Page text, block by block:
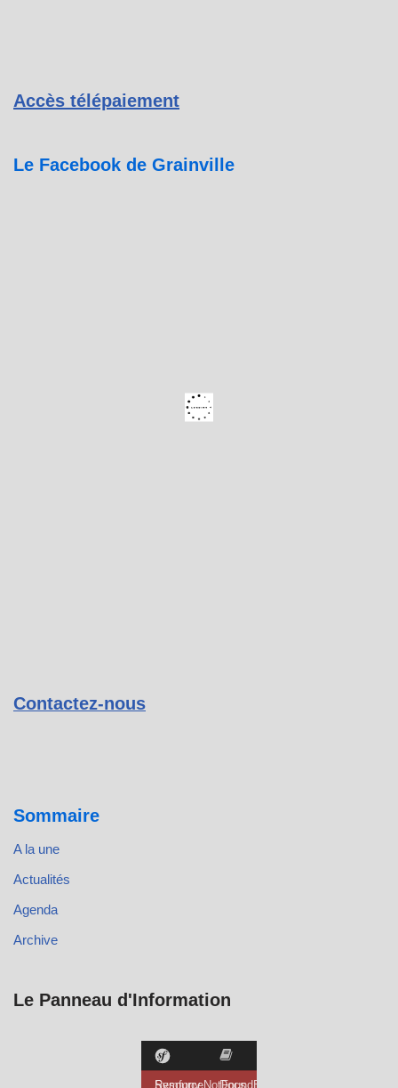
Accès télépaiement
Le Facebook de Grainville
Contactez-nous
Sommaire
A la une
Actualités
Agenda
Archive
Le Panneau d'Information